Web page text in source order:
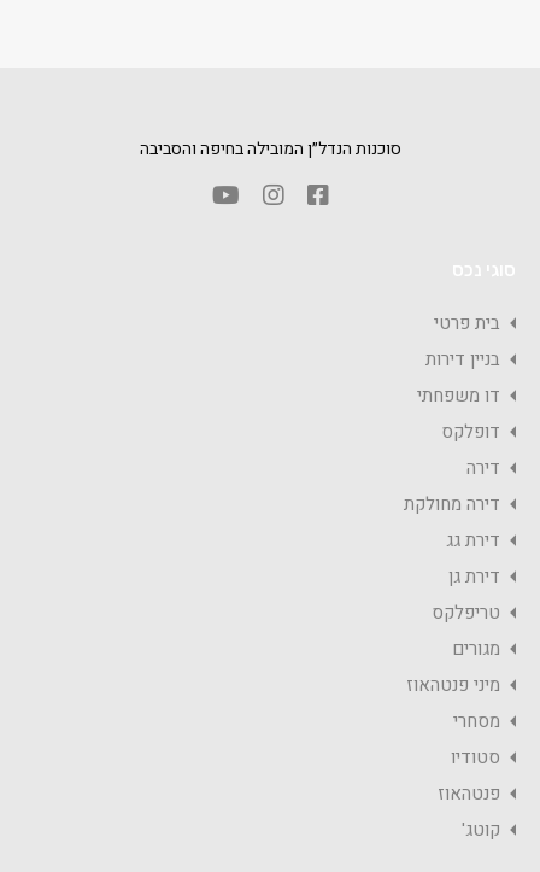
סוכנות הנדל״ן המובילה בחיפה והסביבה
בית פרטי
בניין דירות
דו משפחתי
דופלקס
דירה
דירה מחולקת
דירת גג
דירת גן
טריפלקס
מגורים
מיני פנטהאוז
מסחרי
סטודיו
פנטהאוז
קוטג'